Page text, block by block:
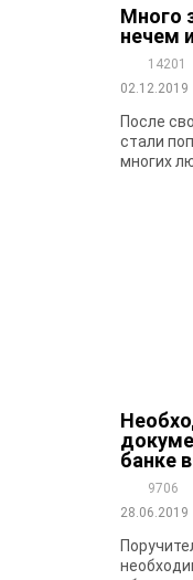
Много
нечем
14201
02.12.2019
После
стали
многих
банке
9706
28.06.2019